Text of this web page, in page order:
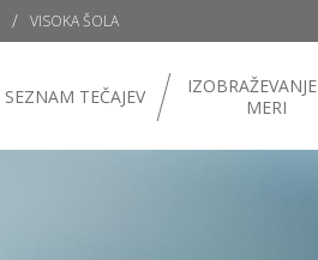
VISOKA ŠOLA
SEZNAM TEČAJEV
MERI